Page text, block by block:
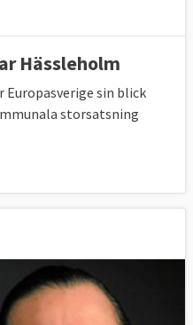
Hässleholm
Europasverige sin blick
storsatsning